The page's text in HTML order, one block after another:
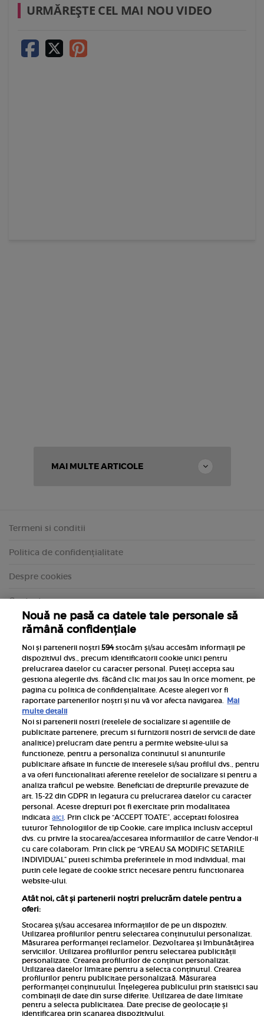
URMĂREŞTE CEL MAI NOU VIDEO
MAI MULTE ARTICOLE
Termeni si conditii
Politica de confidențialitate
Despre cookies
Contact
Inscrie-te la newsletterul UNICA
Pariază responsabil! Decizia ONJN nr. 821/25.09.2025.
Jocurile de noroc sunt interzise minorilor.
Links
Calculator sarcina
Rețete
Libertatea
Viva
Libertatea pentru femei
Avantaje
Nouă ne pasă ca datele tale personale să
rămână confidențiale
Noi și partenerii noștri594stocăm și/sau accesăm informații pe
dispozitivul dvs., precum identificatorii cookie unici pentru
prelucrarea datelor cu caracter personal. Puteți accepta sau
gestiona alegerile dvs. făcând clic mai jos sau în orice moment, pe
pagina cu politica de confidențialitate. Aceste alegeri vor fi
raportate partenerilor noștri și nu vă vor afecta navigarea. Mai
multe detalii
Noi si partenerii nostri (retelele de socializare si agentiile de
publicitate partenere, precum si furnizorii nostri de servicii de date
analitice) prelucram date pentru a permite website-ului sa
functioneze, pentru a personaliza continutul si anunturile
publicitare afisate in functie de interesele si/sau profilul dvs., pentru
a va oferi functionalitati aferente retelelor de socializare si pentru a
analiza traficul pe website. Beneficiati de drepturile prevazute de
art. 15-22 din GDPR in legatura cu prelucrarea datelor cu caracter
personal. Aceste drepturi pot fi exercitate prin modalitatea
indicataaici. Prin click pe “ACCEPT TOATE”, acceptati folosirea
tuturor Tehnologiilor de tip Cookie, care implica inclusiv acceptul
dvs. cu privire la stocarea/accesarea informatiilor de catre Vendor-ii
cu care colaboram. Prin click pe “VREAU SA MODIFIC SETARILE
INDIVIDUAL” puteti schimba preferintele in mod individual, mai
putin cele legate de cookie strict necesare pentru functionarea
website-ului.
Atât noi, cât și partenerii noștri prelucrăm datele pentru a
oferi:
Stocarea și/sau accesarea informațiilor de pe un dispozitiv.
Utilizarea profilurilor pentru selectarea conținutului personalizat.
Măsurarea performanței reclamelor. Dezvoltarea și îmbunătățirea
serviciilor. Utilizarea profilurilor pentru selectarea publicității
personalizate. Crearea profilurilor de conținut personalizat.
Utilizarea datelor limitate pentru a selecta conținutul. Crearea
profilurilor pentru publicitate personalizată. Măsurarea
performanței conținutului. Înțelegerea publicului prin statistici sau
combinații de date din surse diferite. Utilizarea de date limitate
pentru a selecta publicitatea. Date precise de geolocație și
identificarea prin scanarea dispozitivului.